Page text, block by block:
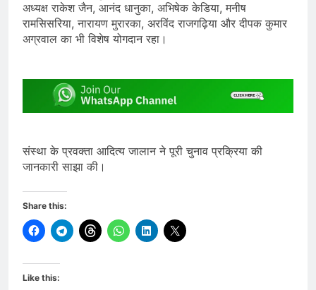
अध्यक्ष राकेश जैन, आनंद धानुका, अभिषेक केडिया, मनीष
रामसिसरिया, नारायण मुरारका, अरविंद राजगढ़िया और दीपक कुमार
अग्रवाल का भी विशेष योगदान रहा।
संस्था के प्रवक्ता आदित्य जालान ने पूरी चुनाव प्रक्रिया की
जानकारी साझा की।
Share this:
Like this: